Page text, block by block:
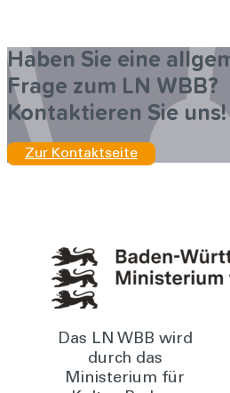
Haben Sie eine
Frage zum LN WBB?
Kontaktieren Sie uns!
Zur Kontaktseite
Das LN WBB wird
durch das
Ministerium für